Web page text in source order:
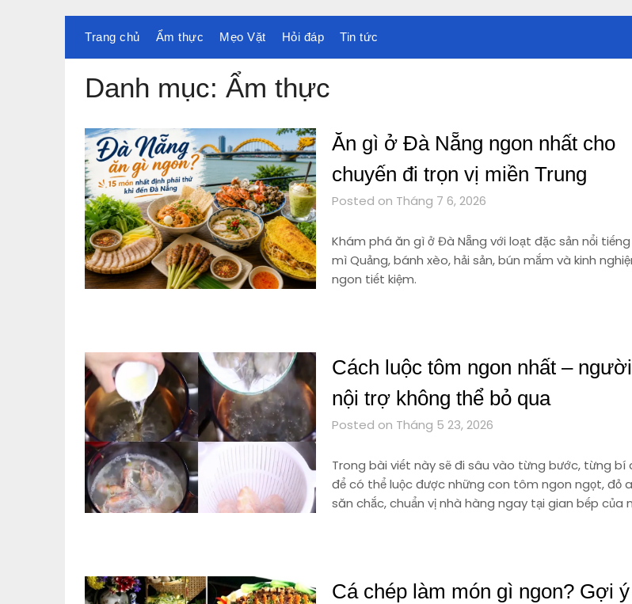
Trang chủ Ẩm thực Mẹo Vặt Hỏi đáp Tin tức
Danh mục: Ẩm thực
Ăn gì ở Đà Nẵng ngon nhất cho
chuyến đi trọn vị miền Trung
Posted on Tháng 7 6, 2026
Khám phá ăn gì ở Đà Nẵng với loạt đặc sản nổi
mì Quảng, bánh xèo, hải sản, bún mắm và kinh
ngon tiết kiệm.
Cách luộc tôm ngon nhất – người
nội trợ không thể bỏ qua
Posted on Tháng 5 23, 2026
Trong bài viết này sẽ đi sâu vào từng bước, từng bí
để có thể luộc được những con tôm ngon ngọt, đỏ
săn chắc, chuẩn vị nhà hàng ngay tại gian bếp của
Cá chép làm món gì ngon? Gợi ý